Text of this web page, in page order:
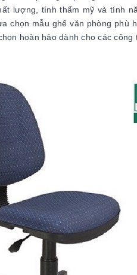
lượng, tính thẩm mỹ và tính
chọn mẫu ghế văn phòng phù
hoàn hảo dành cho các công